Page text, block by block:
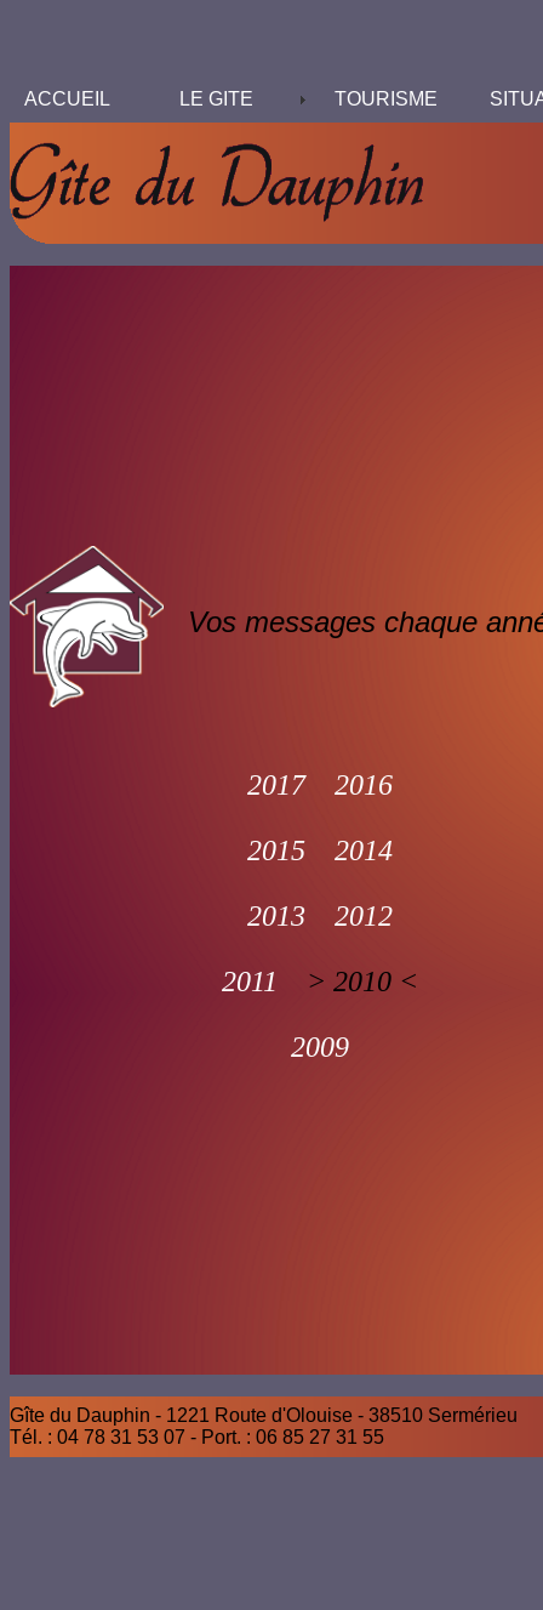
ACCUEIL LE GITE TOURISME
Vos messages chaque
2017 2016
2015 2014
2013 2012
2011 > 2010 <
2009
Gîte du Dauphin - 1221 Route d'Olouise - 38510 Sermérieu
Tél. : 04 78 31 53 07 - Port. : 06 85 27 31 55